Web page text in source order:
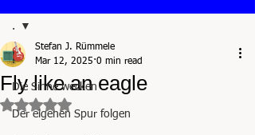
.
Die Sinne wecken
Der eigenen Spur folgen
.
Fly like an eagle
Stefan J. Rümmele
Mar 12, 2025 0 min read
Rated NaN out of 5 stars.